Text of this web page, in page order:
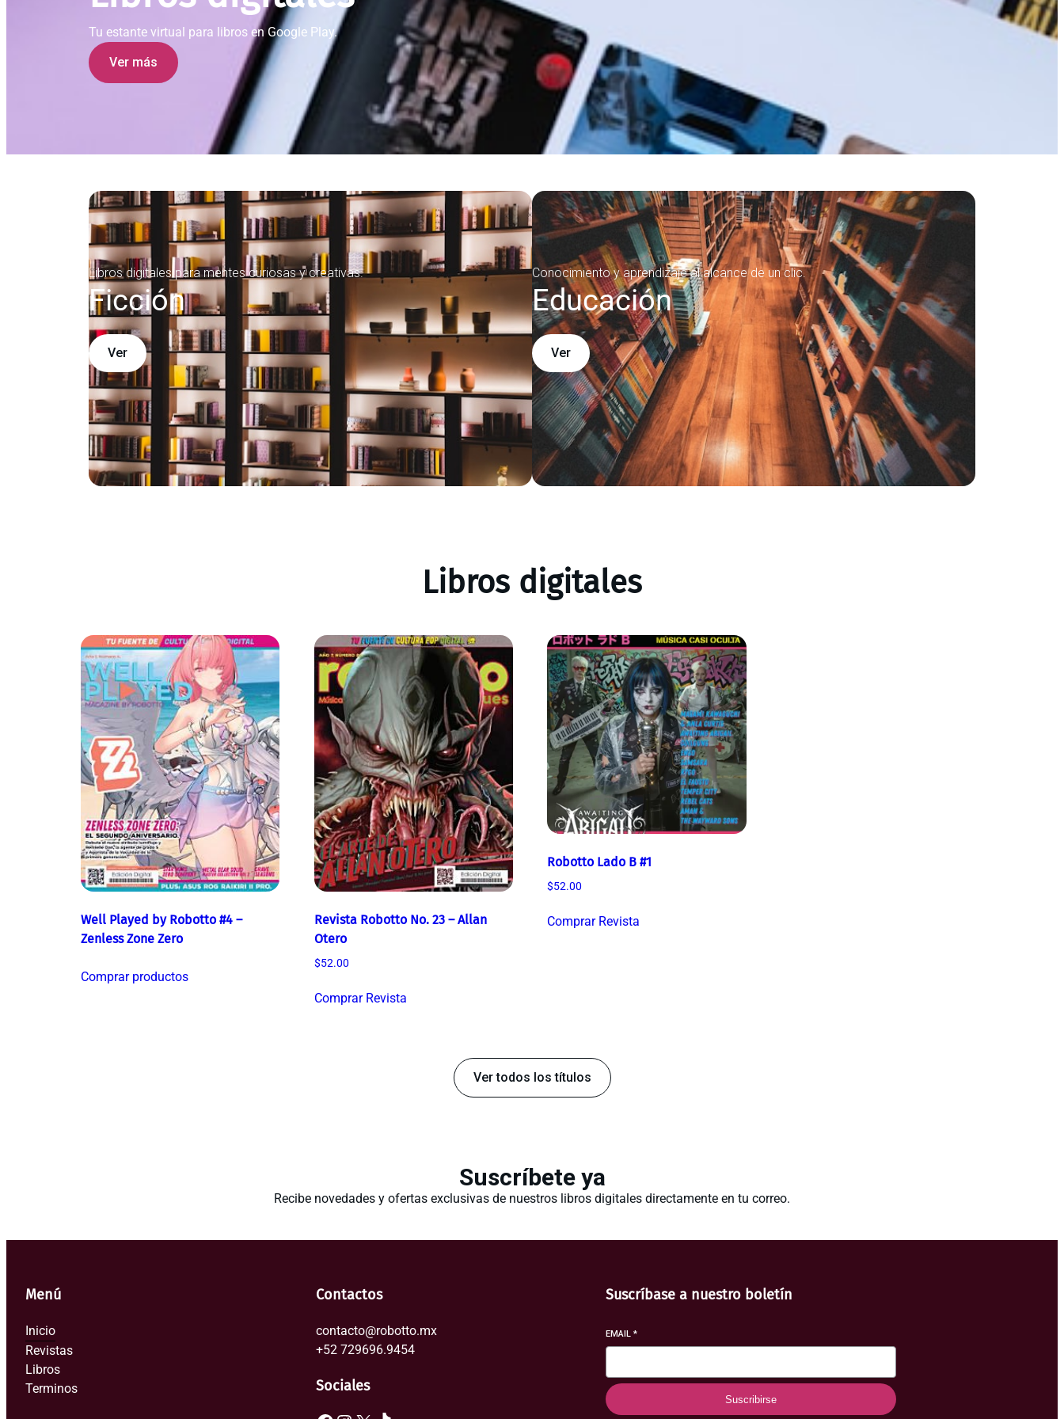
Tu estante virtual para libros en Google Play.
Ver más
Libros digitales para mentes curiosas y creativas.
Ficción
Ver
Conocimiento y aprendizaje al alcance de un clic.
Educación
Ver
Libros digitales
Well Played by Robotto #4 –
Zenless Zone Zero
Comprar productos
Revista Robotto No. 23 – Allan
Otero
$52.00
Comprar Revista
Robotto Lado B #1
$52.00
Comprar Revista
Ver todos los títulos
Suscríbete ya
Recibe novedades y ofertas exclusivas de nuestros libros digitales directamente en tu correo.
Menú
Inicio
Revistas
Libros
Terminos
Contactos
contacto@robotto.mx
+52 729696.9454
Sociales
Suscríbase a nuestro boletín
EMAIL*
Suscribirse